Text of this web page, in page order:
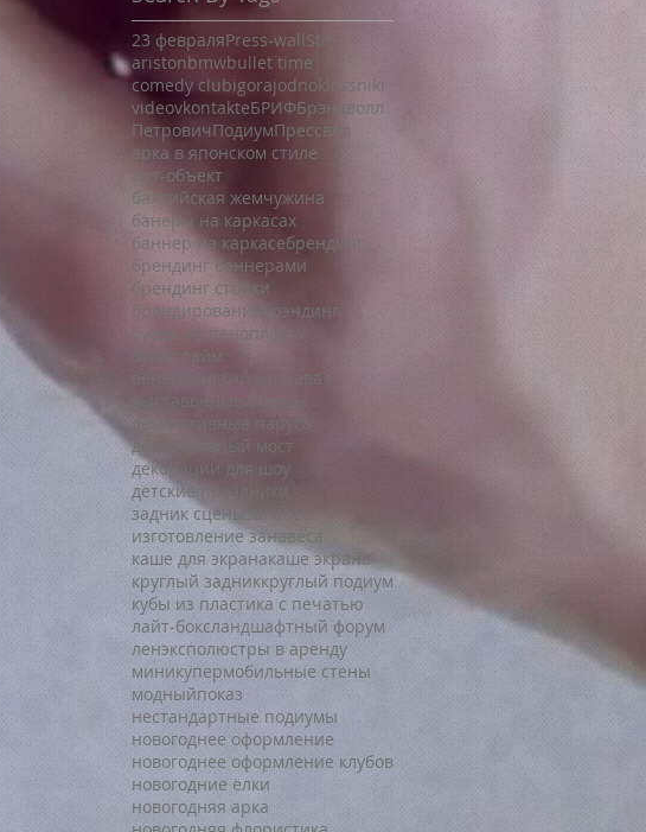
23 февраляPress-wallStihl
aristonbmwbullet time
comedy clubigorajodnoklassniki
videovkontakteБРИФБрэндволл
ПетровичПодиумПрессвол
арка в японском стиле
арт-объект
балтийская жемчужина
банеры на каркасах
баннер на каркасебрендинг
брендинг баннерами
брендинг стойки
брендирование
брэндинг
буквы из пенопласта
булит тайм
венецианский карнавал
выставочные стенды
декоративные паруса
декоративный мост
декорации для шоу
детские праздники
задник сцены
занавес
изготовление занавеса
каше для экранакаше экрана
круглый задниккруглый подиум
кубы из пластика с печатью
лайт-боксландшафтный форум
ленэксполюстры в аренду
миникупермобильные стены
модныйпоказ
нестандартные подиумы
новогоднее оформление
новогоднее оформление клубов
новогодние ёлки
новогодняя арка